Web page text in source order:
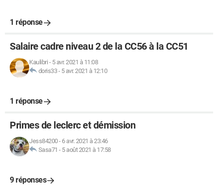
1 réponse
Salaire cadre niveau 2 de la CC56 à la CC51
Kaulibri - 5 avr. 2021 à 11:08
doris33- 5 avr. 2021 à 12:10
1 réponse
Primes de leclerc et démission
Jess84200- 6 avr. 2021 à 23:46
Sasa71 - 5 août 2021 à 17:58
9 réponses